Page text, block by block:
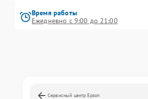
Время работы
Ежедневно с 9:00 до 21:00
Сервисный центр Epson